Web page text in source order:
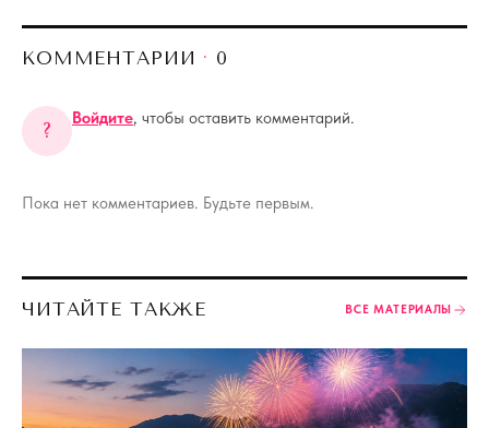
КОММЕНТАРИИ · 0
?
Войдите, чтобы оставить комментарий.
Пока нет комментариев. Будьте первым.
ЧИТАЙТЕ ТАКЖЕ ВСЕ МАТЕРИАЛЫ